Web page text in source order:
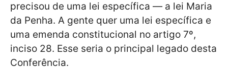
precisou de uma lei específica — a lei Maria
da Penha. A gente quer uma lei específica e
uma emenda constitucional no artigo 7º,
inciso 28. Esse seria o principal legado desta
Conferência.